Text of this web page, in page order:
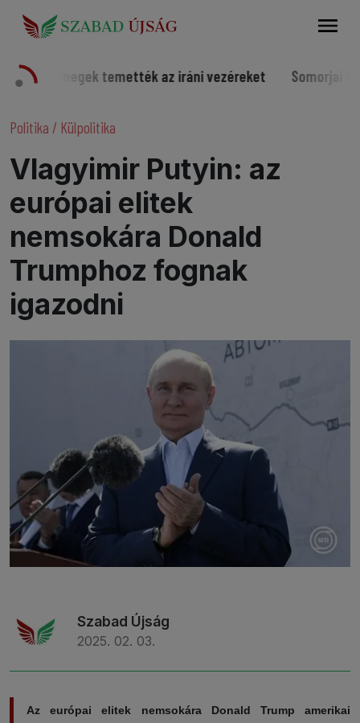
temették az iráni vezéreket Somorjai sportolók a
Politika / Külpolitika
Vlagyimir Putyin: az
európai elitek
nemsokára Donald
Trumphoz fognak
igazodni
Szabad Újság
2025. 02. 03.
Az európai elitek nemsokára Donald Trump amerikai